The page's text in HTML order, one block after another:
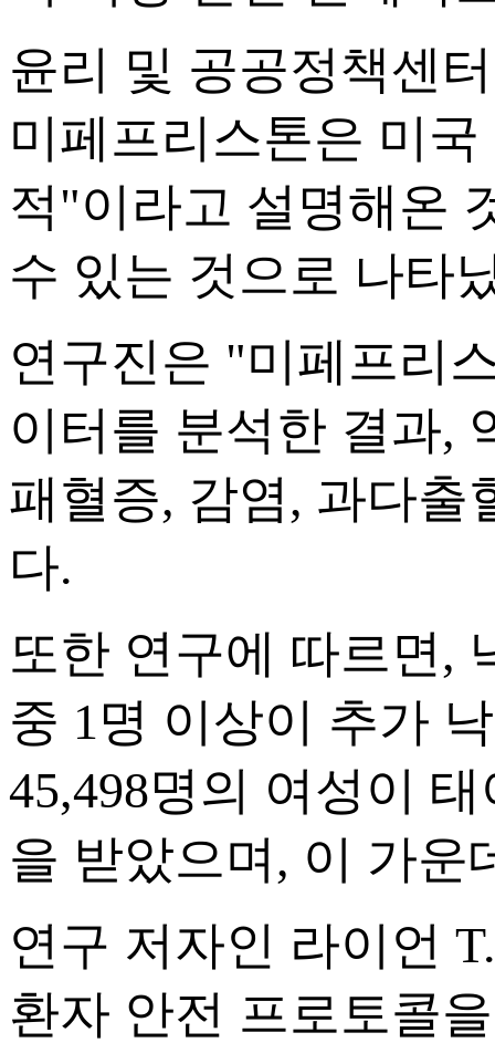
윤리 및 공공정책센
미페프리스톤은 미
적"이라고 설명해온
수 있는 것으로 나타
연구진은 "미페프리
이터를 분석한 결과,
패혈증, 감염, 과다출
다.
또한 연구에 따르면,
중 1명 이상이 추가
45,498명의 여성이
을 받았으며, 이 가운
연구 저자인 라이언
환자 안전 프로토콜